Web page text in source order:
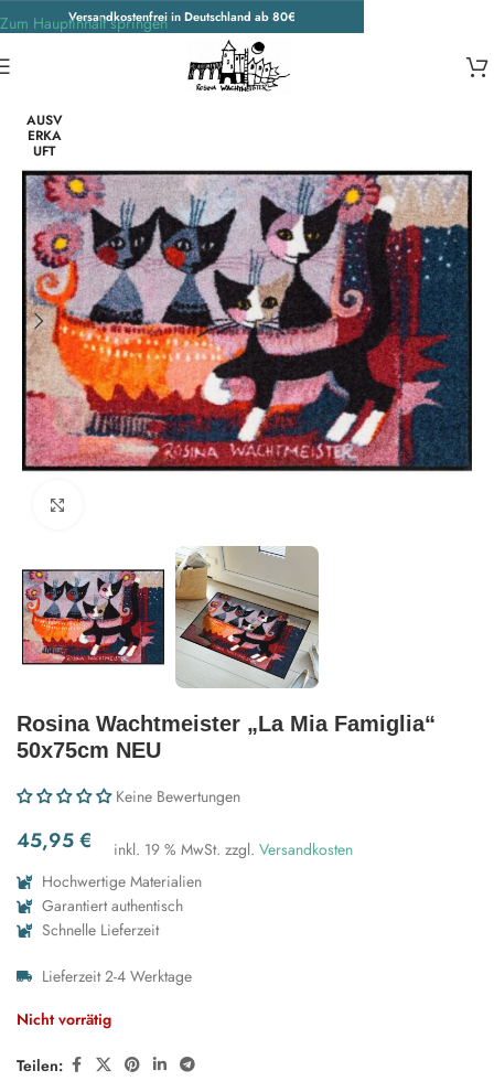
Versandkostenfrei in Deutschland ab 80€
Zum Hauptinhalt springen
AUSV
ERKA
UFT
Rosina Wachtmeister „La Mia Famiglia“
50x75cm NEU
Keine Bewertungen
45,95€ inkl. 19 % MwSt. zzgl. Versandkosten
Hochwertige Materialien
Garantiert authentisch
Schnelle Lieferzeit
Lieferzeit 2-4 Werktage
Nicht vorrätig
Teilen: